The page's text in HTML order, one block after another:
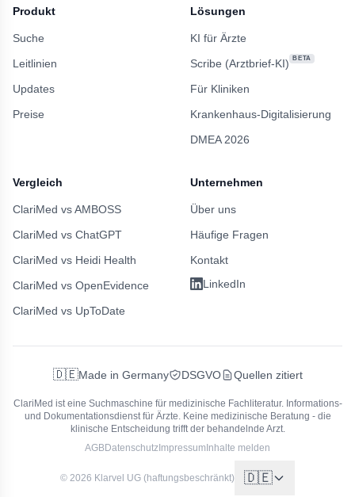
Produkt
Suche
Leitlinien
Updates
Preise
Lösungen
KI für Ärzte
Scribe (Arztbrief-KI)
BETA
Für Kliniken
Krankenhaus-Digitalisierung
DMEA 2026
Vergleich
ClariMed vs AMBOSS
ClariMed vs ChatGPT
ClariMed vs Heidi Health
ClariMed vs OpenEvidence
ClariMed vs UpToDate
Unternehmen
Über uns
Häufige Fragen
Kontakt
LinkedIn
🇩🇪Made in Germany DSGVO Quellen zitiert
ClariMed ist eine Suchmaschine für medizinische Fachliteratur. Informations-
und Dokumentationsdienst für Ärzte. Keine medizinische Beratung - die
klinische Entscheidung trifft der behandelnde Arzt.
AGBDatenschutz Impressum Inhalte melden
© 2026 Klarvel UG (haftungsbeschränkt) 🇩🇪